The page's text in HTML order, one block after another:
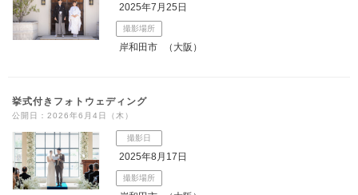
2025年7月25日
撮影場所
岸和田市 （大阪）
挙式付きフォトウェディング
公開日：2026年6月4日（木）
撮影日
2025年8月17日
撮影場所